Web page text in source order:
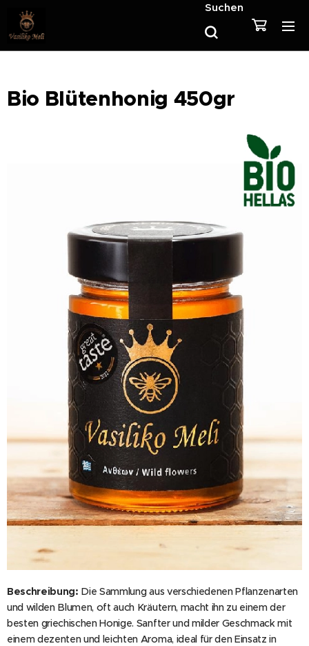
Suchen
Bio Blütenhonig 450gr
Beschreibung: Die Sammlung aus verschiedenen Pflanzenarten
und wilden Blumen, oft auch Kräutern, macht ihn zu einem der
besten griechischen Honige. Sanfter und milder Geschmack mit
einem dezenten und leichten Aroma, ideal für den Einsatz in